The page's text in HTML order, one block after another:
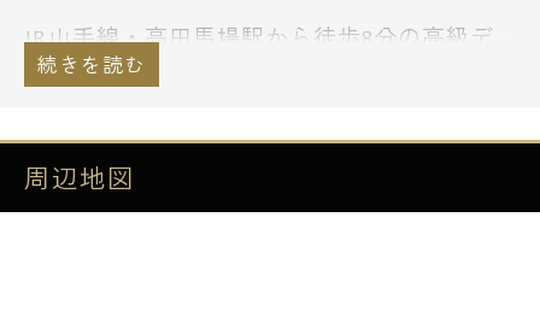
JR山手線・高田馬場駅から徒歩8分の高級デ
ザイナーズレジデンス。
アクセスとなります。
地上5階建て、総戸数は16戸、1Rタイプを主
周辺地図